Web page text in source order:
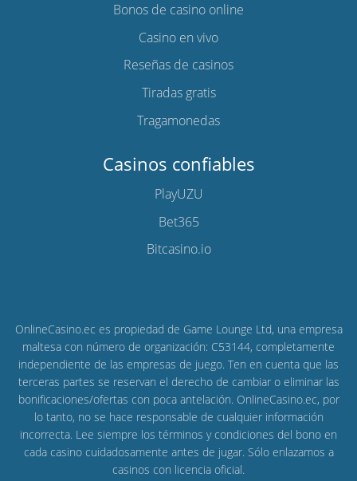
Bonos de casino online
Casino en vivo
Reseñas de casinos
Tiradas gratis
Tragamonedas
Casinos confiables
PlayUZU
Bet365
Bitcasino.io
OnlineCasino.ec es propiedad de Game Lounge Ltd, una empresa
maltesa con número de organización: C53144, completamente
independiente de las empresas de juego. Ten en cuenta que las
terceras partes se reservan el derecho de cambiar o eliminar las
bonificaciones/ofertas con poca antelación. OnlineCasino.ec, por
lo tanto, no se hace responsable de cualquier información
incorrecta. Lee siempre los términos y condiciones del bono en
cada casino cuidadosamente antes de jugar. Sólo enlazamos a
casinos con licencia oficial.